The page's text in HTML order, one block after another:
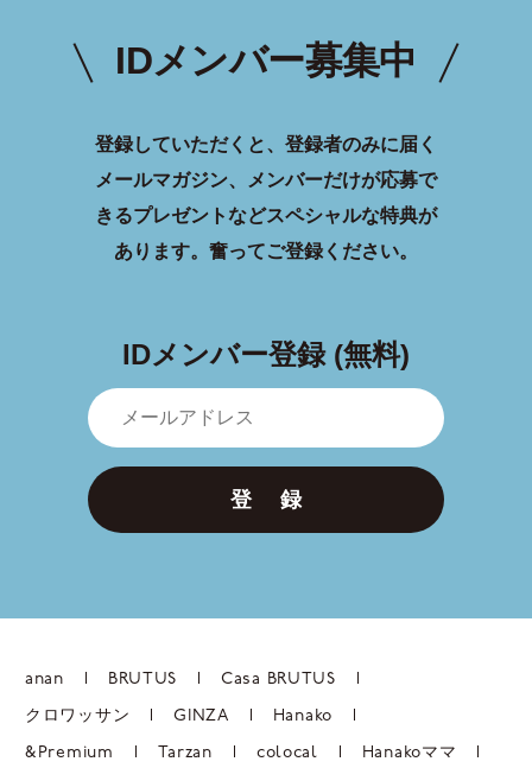
IDメンバー募集中
登録していただくと、登録者のみに届く
メールマガジン、メンバーだけが応募で
きるプレゼントなどスペシャルな特典が
あります。 奮ってご登録ください。
IDメンバー登録 (無料)
登 録
anan BRUTUS Casa BRUTUS
クロワッサン GINZA Hanako
&Premium Tarzan colocal Hanakoママ